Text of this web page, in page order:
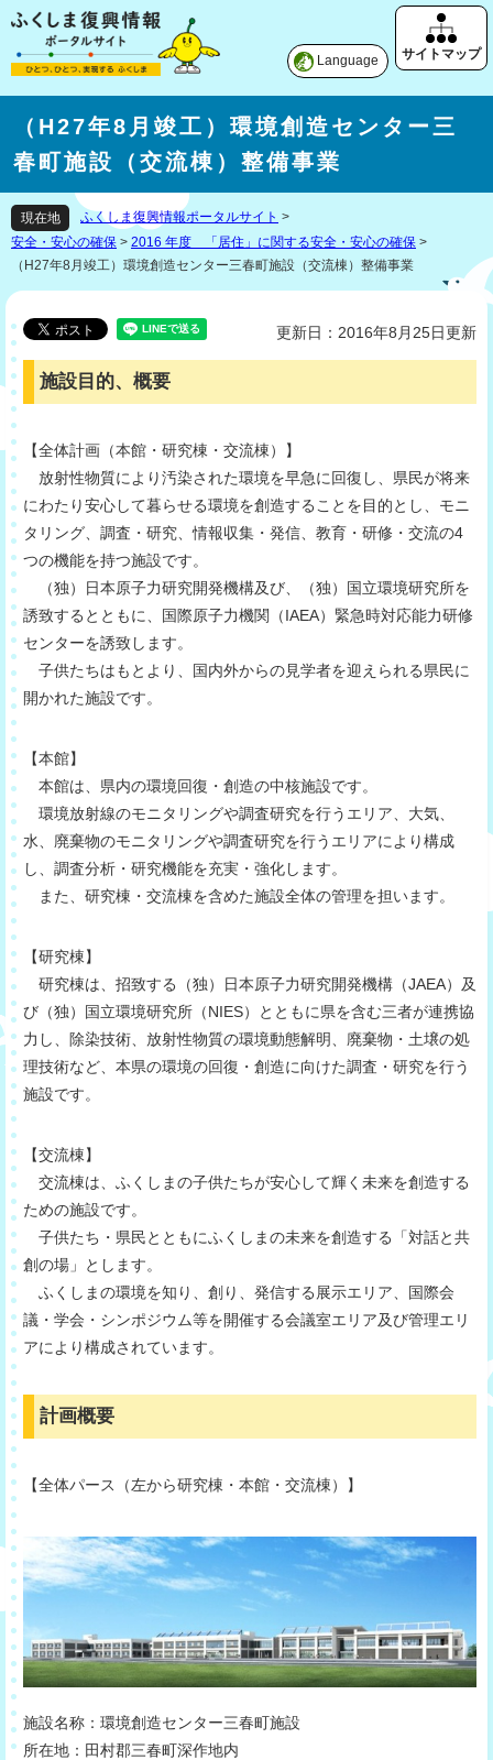
Language
（H27年8月竣工）環境創造センター三
春町施設（交流棟）整備事業
現在地 ふくしま復興情報ポータルサイト >
安全・安心の確保 > 2016 年度 「居住」に関する安全・安心の確保 >
（H27年8月竣工）環境創造センター三春町施設（交流棟）整備事業
更新日：2016年8月25日更新
施設目的、概要
【全体計画（本館・研究棟・交流棟）】
放射性物質により汚染された環境を早急に回復し、県民が将来
にわたり安心して暮らせる環境を創造することを目的とし、モニ
タリング、調査・研究、情報収集・発信、教育・研修・交流の4
つの機能を持つ施設です。
（独）日本原子力研究開発機構及び、（独）国立環境研究所を
誘致するとともに、国際原子力機関（IAEA）緊急時対応能力研修
センターを誘致します。
子供たちはもとより、国内外からの見学者を迎えられる県民に
開かれた施設です。
【本館】
本館は、県内の環境回復・創造の中核施設です。
環境放射線のモニタリングや調査研究を行うエリア、大気、
水、廃棄物のモニタリングや調査研究を行うエリアにより構成
し、調査分析・研究機能を充実・強化します。
また、研究棟・交流棟を含めた施設全体の管理を担います。
【研究棟】
研究棟は、招致する（独）日本原子力研究開発機構（JAEA）及
び（独）国立環境研究所（NIES）とともに県を含む三者が連携協
力し、除染技術、放射性物質の環境動態解明、廃棄物・土壌の処
理技術など、本県の環境の回復・創造に向けた調査・研究を行う
施設です。
【交流棟】
交流棟は、ふくしまの子供たちが安心して輝く未来を創造する
ための施設です。
子供たち・県民とともにふくしまの未来を創造する「対話と共
創の場」とします。
ふくしまの環境を知り、創り、発信する展示エリア、国際会
議・学会・シンポジウム等を開催する会議室エリア及び管理エリ
アにより構成されています。
計画概要
【全体パース（左から研究棟・本館・交流棟）】
施設名称：環境創造センター三春町施設
所在地：田村郡三春町深作地内